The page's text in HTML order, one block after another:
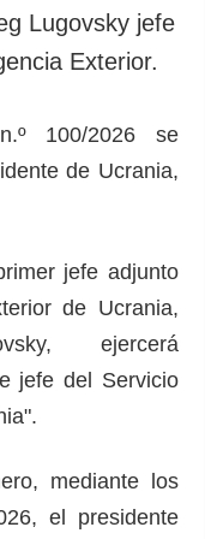
Lugovsky jefe
Exterior.
100/2026 se
de Ucrania,
jefe adjunto
de Ucrania,
ejercerá
jefe del Servicio
mediante los
el presidente